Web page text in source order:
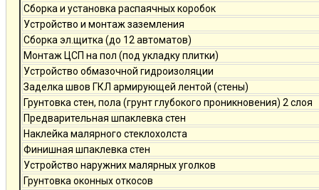
Сборка и установка распаячных коробок
Устройство и монтаж заземления
Сборка эл.щитка (до 12 автоматов)
Монтаж ЦСП на пол (под укладку плитки)
Устройство обмазочной гидроизоляции
Заделка швов ГКЛ армирующей лентой (стены)
Грунтовка стен, пола (грунт глубокого проникновения) 2 слоя
Предварительная шпаклевка стен
Наклейка малярного стеклохолста
Финишная шпаклевка стен
Устройство наружних малярных уголков
Грунтовка оконных откосов